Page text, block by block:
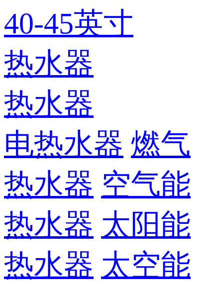
40-45英寸
热水器
热水器
电热水器 燃气
热水器 空气能
热水器 太阳能
热水器 太空能